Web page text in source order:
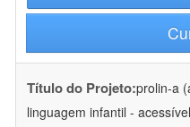
Título do Projeto:prolin-a
linguagem infantil -